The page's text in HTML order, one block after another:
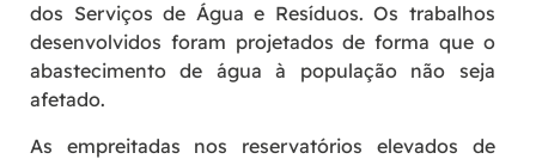
dos Serviços de Água e Resíduos. Os trabalhos
desenvolvidos foram projetados de forma que o
abastecimento de água à população não seja
afetado.
As empreitadas nos reservatórios elevados de